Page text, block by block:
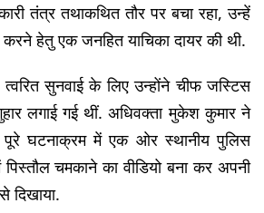
तंत्र तथाकथित तौर पर बचा रहा, उन्हें
हेतु एक जनहित याचिका दायर की थी.
सुनवाई के लिए उन्होंने चीफ जस्टिस
लगाई गई थीं. अधिवक्ता मुकेश कुमार ने
पूरे घटनाक्रम में एक ओर स्थानीय पुलिस
चमकाने का वीडियो बना कर अपनी
दिखाया.